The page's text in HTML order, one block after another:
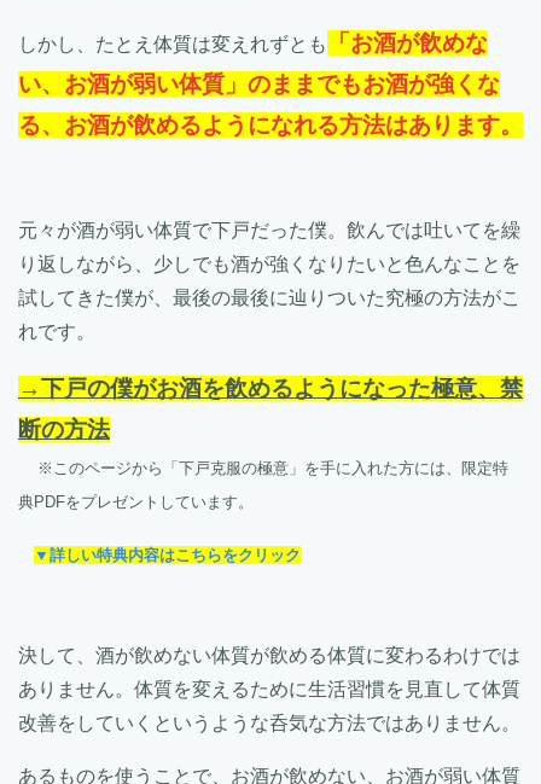
しかし、たとえ体質は変えれずとも
「お酒が飲めな
い、お酒が弱い体質」のままでもお酒が強くな
る、お酒が飲めるようになれる方法はあります。
元々が酒が弱い体質で下戸だった僕。飲んでは吐いてを繰
り返しながら、少しでも酒が強くなりたいと色んなことを
試してきた僕が、最後の最後に辿りついた究極の方法がこ
れです。
→下戸の僕がお酒を飲めるようになった極意、禁
断の方法
※このページから「下戸克服の極意」を手に入れた方には、限定特
典PDFをプレゼントしています。
▼詳しい特典内容はこちらをクリック
決して、酒が飲めない体質が飲める体質に変わるわけでは
ありません。体質を変えるために生活習慣を見直して体質
改善をしていくというような呑気な方法ではありません。
あるものを使うことで、お酒が飲めない、お酒が弱い体質